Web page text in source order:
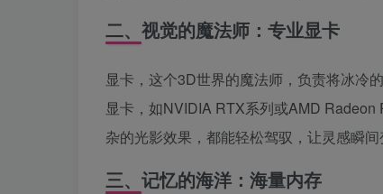
二、视觉的魔法师：专业显卡
显卡，这个3D世界的魔法师，负责将冰冷
显卡，如NVIDIA RTX系列或AMD
杂的光影效果，都能轻松驾驭，让灵感瞬间
三、记忆的海洋：海量内存